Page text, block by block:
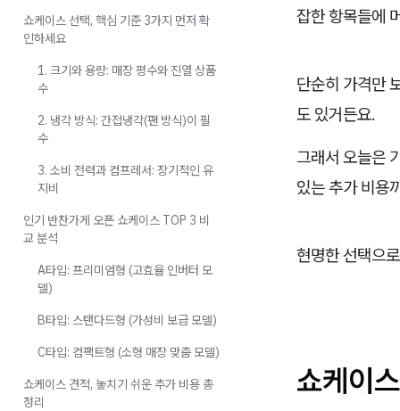
잡한 항목들에
단순히 가격만
도 있거든요.
그래서 오늘은
있는 추가 비용
현명한 선택으
쇼케이
쇼케이스 선택, 핵심 기준 3가지 먼저 확
인하세요
1. 크기와 용량: 매장 평수와 진열 상품
수
2. 냉각 방식: 간접냉각(팬 방식)이 필
수
3. 소비 전력과 컴프레서: 장기적인 유
지비
인기 반찬가게 오픈 쇼케이스 TOP 3 비
교 분석
A타입: 프리미엄형 (고효율 인버터 모
델)
B타입: 스탠다드형 (가성비 보급 모델)
C타입: 컴팩트형 (소형 매장 맞춤 모델)
쇼케이스 견적, 놓치기 쉬운 추가 비용 총
정리